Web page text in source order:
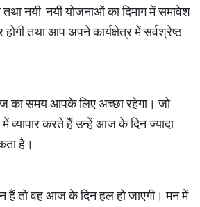
नयी-नयी योजनाओं का दिमाग में समावेश
होगी तथा आप अपने कार्यक्षेत्र में सर्वश्रेष्ठ
का समय आपके लिए अच्छा रहेगा। जो
व्यापार करते हैं उन्हें आज के दिन ज्यादा
है।
हैं तो वह आज के दिन हल हो जाएगी। मन में